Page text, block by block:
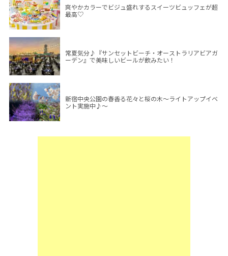
爽やかカラーでビジュ盛れするスイーツビュッフェが超
最高♡
常夏気分♪『サンセットビーチ・オーストラリアビアガ
ーデン』で美味しいビールが飲みたい！
新宿中央公園の春香る花々と桜の木～ライトアップイベ
ント実施中♪～